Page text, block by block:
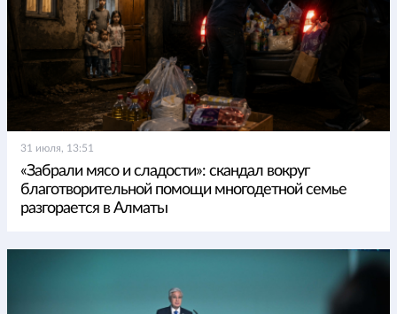
31 июля, 13:51
«Забрали мясо и сладости»: скандал вокруг
благотворительной помощи многодетной семье
разгорается в Алматы